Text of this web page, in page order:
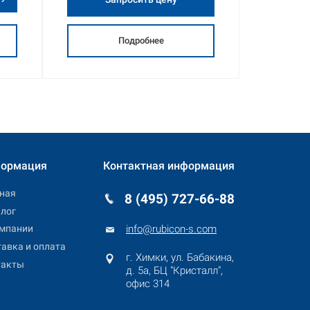
Подробнее
и оплата
Контактная информация
8 (495) 727-66-88
info@rubicon-s.com
г. Химки, ул. Бабакина,
д. 5а, БЦ "Кристалл",
офис 314